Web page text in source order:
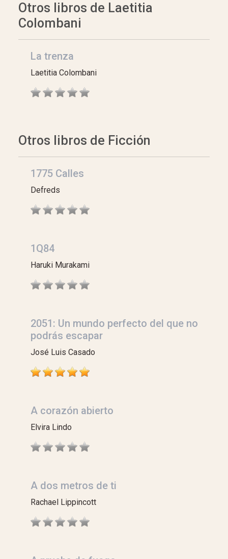
Otros libros de Laetitia
Colombani
La trenza
Laetitia Colombani
Otros libros de Ficción
1775 Calles
Defreds
1Q84
Haruki Murakami
2051: Un mundo perfecto del que no
podrás escapar
José Luis Casado
A corazón abierto
Elvira Lindo
A dos metros de ti
Rachael Lippincott